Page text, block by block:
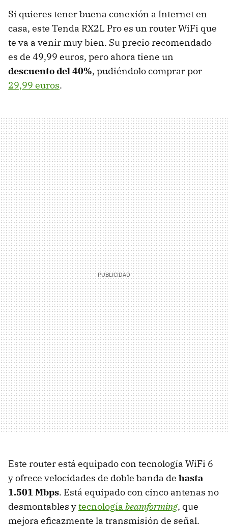
Si quieres tener buena conexión a Internet en
casa, este Tenda RX2L Pro es un router WiFi que
te va a venir muy bien. Su precio recomendado
es de 49,99 euros, pero ahora tiene un
descuento del 40%, pudiéndolo comprar por
29,99 euros.
Este router está equipado con tecnología WiFi 6
y ofrece velocidades de doble banda de hasta
1.501 Mbps. Está equipado con cinco antenas no
desmontables ytecnología beamforming, que
mejora eficazmente la transmisión de señal.